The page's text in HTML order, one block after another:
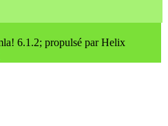
6.1.2; propulsé par Helix